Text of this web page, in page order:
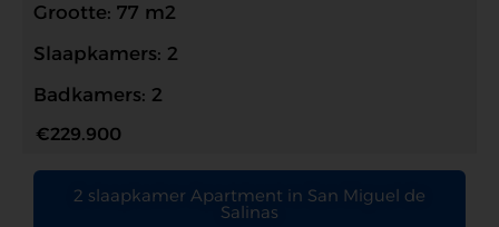
Grootte: 77 m2
Slaapkamers: 2
Badkamers: 2
€229.900
2 slaapkamer Apartment in San Miguel de
Salinas